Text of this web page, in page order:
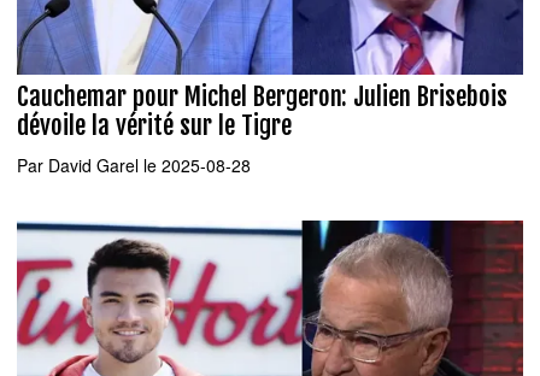
Cauchemar pour Michel Bergeron: Julien Brisebois
dévoile la vérité sur le Tigre
Par David Garel le 2025-08-28